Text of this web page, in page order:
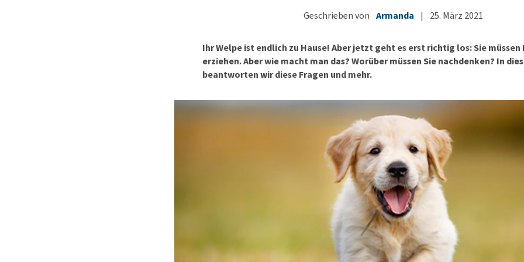
Training
Halter
Alles ansehen
Medizinisches Zubehör
Geschrieben von Armanda | 25. März 2021
Ihr Welpe ist endlich zu Hause! Aber jetzt geht es erst richtig los: Sie müssen
erziehen. Aber wie macht man das? Worüber müssen Sie nachdenken? In
beantworten wir diese Fragen und mehr.